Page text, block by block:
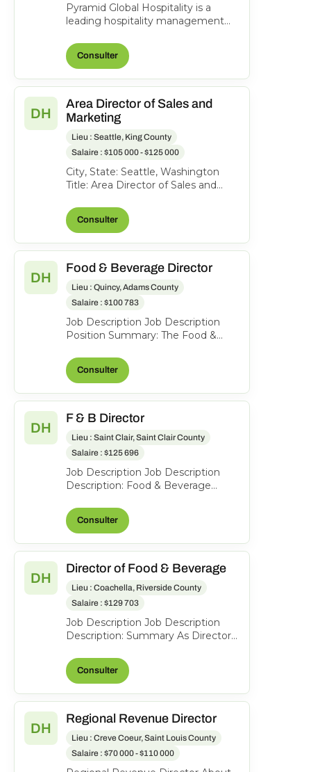
Pyramid Global Hospitality is a
leading hospitality management
than 200 hotels and r...
Consulter
DH
Area Director of Sales and
Marketing
Lieu : Seattle, King County
Salaire : $105 000 - $125 000
City, State: Seattle, Washington
Title: Area Director of Sales and
Washington FLSA: Exem...
Consulter
DH
Food & Beverage Director
Lieu : Quincy, Adams County
Salaire : $100 783
Job Description Job Description
Position Summary: The Food &
providing leadershi...
Consulter
DH
F & B Director
Lieu : Saint Clair, Saint Clair County
Salaire : $125 696
Job Description Job Description
Description: Food & Beverage
and experienced Food &...
Consulter
DH
Director of Food & Beverage
Lieu : Coachella, Riverside County
Salaire : $129 703
Job Description Job Description
Description: Summary As Director
responsible for over...
Consulter
DH
Regional Revenue Director
Lieu : Creve Coeur, Saint Louis County
Salaire : $70 000 - $110 000